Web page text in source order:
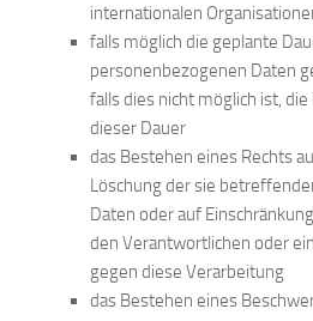
internationalen
falls möglich die geplante
personenbezogenen Daten
falls dies nicht möglich ist,
dieser Dauer
das Bestehen eines Rechts
Löschung der sie
Daten oder auf
den Verantwortlichen oder
gegen diese Verarbeitung
das Bestehen eines